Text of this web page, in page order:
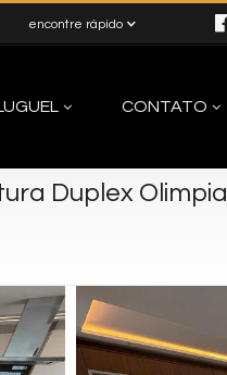
encontre rápido
CONTATO
Duplex Olimpia